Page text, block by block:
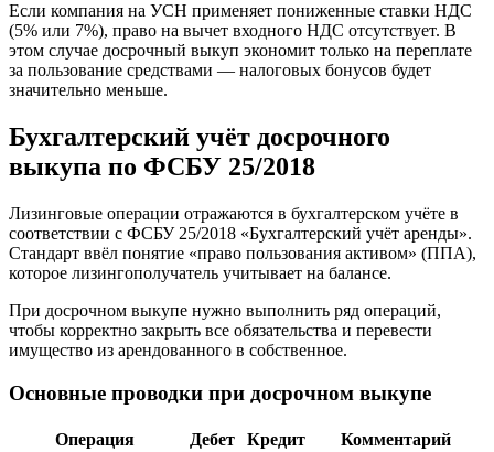
Если компания на УСН применяет пониженные ставки НДС
(5% или 7%), право на вычет входного НДС отсутствует. В
этом случае досрочный выкуп экономит только на переплате
за пользование средствами — налоговых бонусов будет
значительно меньше.
Бухгалтерский учёт досрочного
выкупа по ФСБУ 25/2018
Лизинговые операции отражаются в бухгалтерском учёте в
соответствии с ФСБУ 25/2018 «Бухгалтерский учёт аренды».
Стандарт ввёл понятие «право пользования активом» (ППА),
которое лизингополучатель учитывает на балансе.
При досрочном выкупе нужно выполнить ряд операций,
чтобы корректно закрыть все обязательства и перевести
имущество из арендованного в собственное.
Основные проводки при досрочном выкупе
Операция Дебет Кредит
Комментарий